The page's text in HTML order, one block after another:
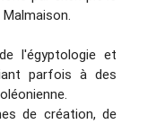
l'égyptologie et
parfois à des
de création, de